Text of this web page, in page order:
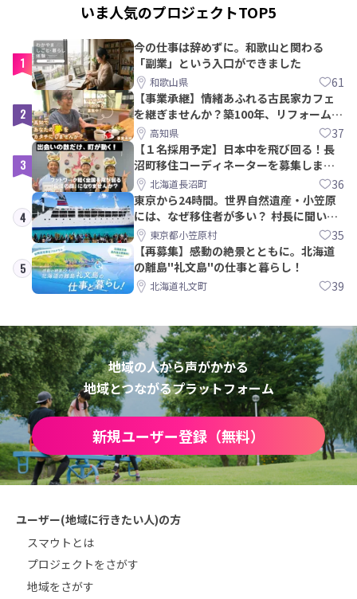
いま人気のプロジェクトTOP5
1
今の仕事は辞めずに。和歌山と関わる
「副業」という入口ができました
和歌山県 61
2
【事業承継】情緒あふれる古民家カフェ
を継ぎませんか？築100年、リフォームか
ら約10年！
高知県 37
3
【１名採用予定】日本中を飛び回る！長
沼町移住コーディネーターを募集しま
す！北海道長沼町 36
4
東京から24時間。世界自然遺産・小笠原
には、なぜ移住者が多い？ 村長に聞いて
みた東京都小笠原村 35
5
【再募集】感動の絶景とともに。北海道
の離島"礼文島"の仕事と暮らし！
北海道礼文町 39
地域の人から声がかかる
地域とつながるプラットフォーム
新規ユーザー登録（無料）
ユーザー(地域に行きたい人)の方
スマウトとは
プロジェクトをさがす
地域をさがす